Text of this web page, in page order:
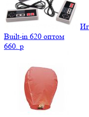
Built-in 620 оптом
660. p